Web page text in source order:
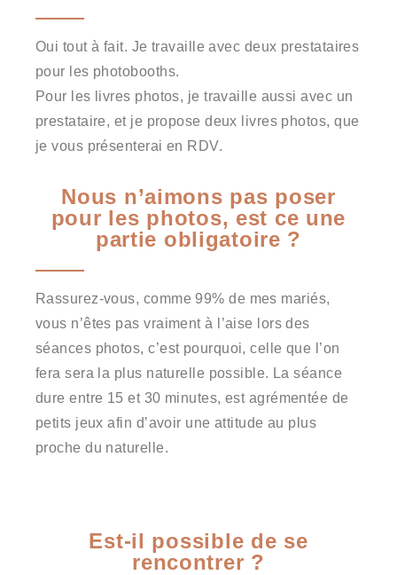
Oui tout à fait. Je travaille avec deux prestataires
pour les photobooths.
Pour les livres photos, je travaille aussi avec un
prestataire, et je propose deux livres photos, que
je vous présenterai en RDV.
Nous n’aimons pas poser
pour les photos, est ce une
partie obligatoire ?
Rassurez-vous, comme 99% de mes mariés,
vous n’êtes pas vraiment à l’aise lors des
séances photos, c’est pourquoi, celle que l’on
fera sera la plus naturelle possible. La séance
dure entre 15 et 30 minutes, est agrémentée de
petits jeux afin d’avoir une attitude au plus
proche du naturelle.
Est-il possible de se
rencontrer ?